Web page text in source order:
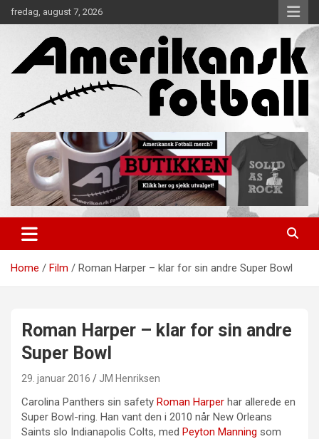
Skip
to
fredag, august 7, 2026
Amerikansk Fotball
Home Film Roman Harper – klar for sin andre Super Bowl
Roman Harper – klar for sin andre
Super Bowl
29. januar 2016 JM Henriksen
Carolina Panthers sin safety Roman Harper har allerede en
Super Bowl-ring. Han vant den i 2010 når New Orleans
Saints slo Indianapolis Colts, med Peyton Manning som